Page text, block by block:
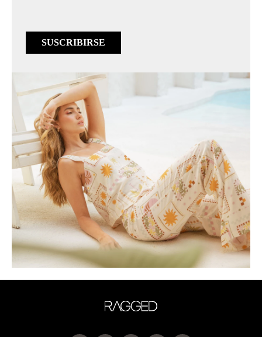
SUSCRIBIRSE